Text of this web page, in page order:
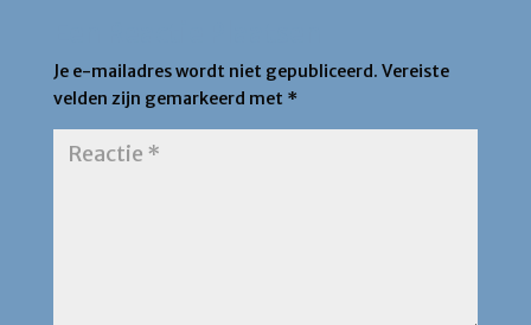
Je e-mailadres wordt niet gepubliceerd. Vereiste
velden zijn gemarkeerd met *